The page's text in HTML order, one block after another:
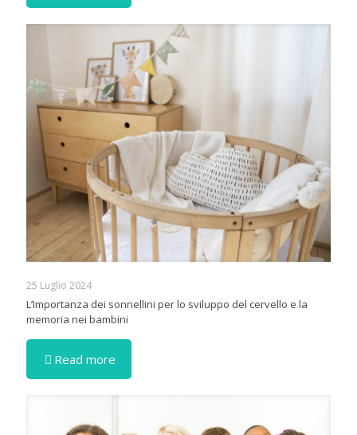
25 Luglio 2024
L’Importanza dei sonnellini per lo sviluppo del cervello e la
memoria nei bambini
Read more